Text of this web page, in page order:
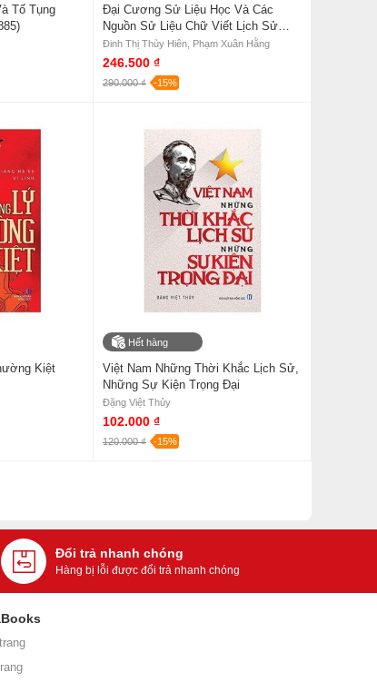
Tố Tụng
Đại Cương Sử Liệu Học Và Các
Nguồn Sử Liệu Chữ Viết Lịch Sử
Việt Nam
Đinh Thị Thùy Hiên, Phạm Xuân Hằng
246.500 ₫
290.000 ₫ -15%
Kiệt
Hết hàng
Việt Nam Những Thời Khắc Lịch Sử,
Những Sự Kiện Trọng Đại
Đặng Việt Thủy
102.000 ₫
120.000 ₫ -15%
Đổi trả nhanh chóng
Hàng bị lỗi được đổi trả nhanh chóng